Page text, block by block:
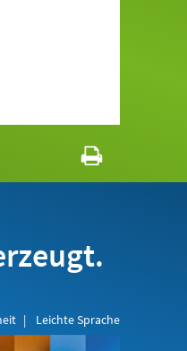
Leichte Sprache